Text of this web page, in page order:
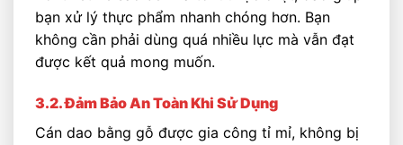
bạn xử lý thực phẩm nhanh chóng hơn. Bạn
không cần phải dùng quá nhiều lực mà vẫn đạt
được kết quả mong muốn.
3.2. Đảm Bảo An Toàn Khi Sử Dụng
Cán dao bằng gỗ được gia công tỉ mỉ, không bị